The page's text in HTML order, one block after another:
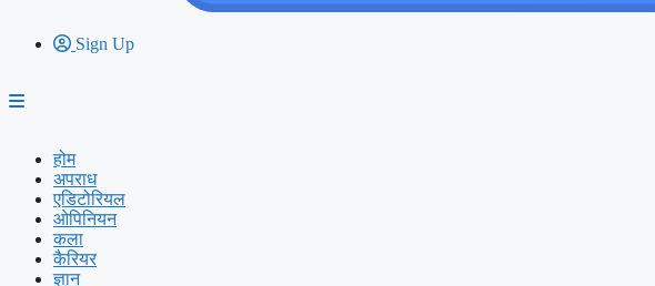
Sign Up
होम
अपराध
एडिटोरियल
ओपिनियन
कला
कैरियर
ज्ञान